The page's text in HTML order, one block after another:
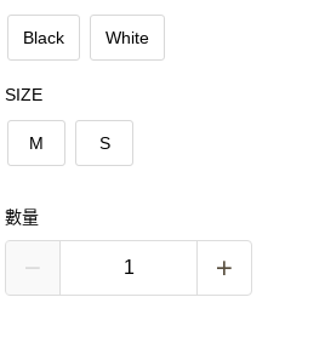
Black White
SIZE
M S
數量